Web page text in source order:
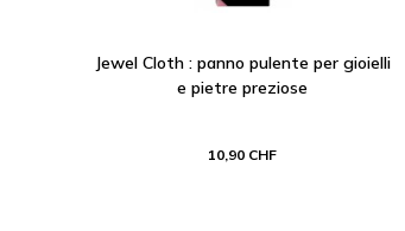
Jewel Cloth : panno pulente per gioielli
e pietre preziose
10,90 CHF